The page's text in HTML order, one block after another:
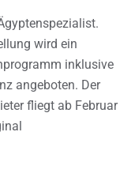
wird ein
inklusive
angeboten. Der
fliegt ab Februar